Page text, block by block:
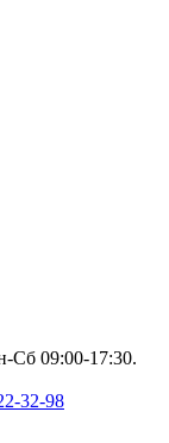
Сб 09:00-17:30.
32-98